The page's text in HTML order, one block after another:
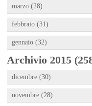
marzo (28)
febbraio (31)
gennaio (32)
Archivio 2015
dicembre (30)
novembre (28)